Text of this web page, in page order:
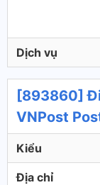
Dịch vụ
[893860]
VNPost
Kiểu
Địa chỉ